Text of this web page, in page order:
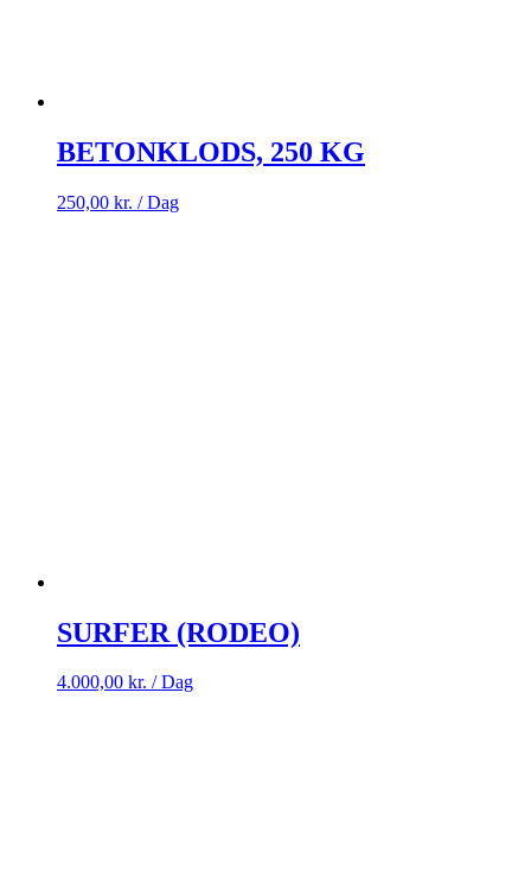
BETONKLODS, 250 KG
250,00 kr. / Dag
SURFER (RODEO)
4.000,00 kr. / Dag